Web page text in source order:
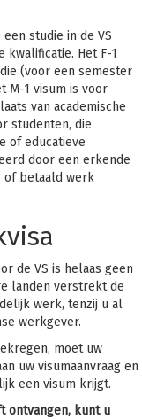
een studie in de VS
kwalificatie. Het F-1
(voor een semester
M-1 visum is voor
van academische
studenten, die
of educatieve
door een erkende
of betaald werk
de VS is helaas geen
landen verstrekt de
werk, tenzij u al
werkgever.
moet uw
uw visumaanvraag en
een visum krijgt.
ontvangen, kunt u